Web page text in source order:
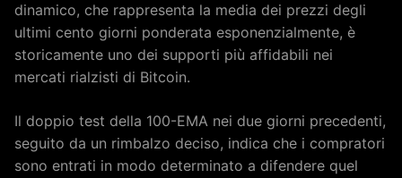
dinamico, che rappresenta la media dei prezzi degli
ultimi cento giorni ponderata esponenzialmente, è
storicamente uno dei supporti più affidabili nei
mercati rialzisti di Bitcoin.
Il doppio test della 100-EMA nei due giorni precedenti,
seguito da un rimbalzo deciso, indica che i compratori
sono entrati in modo determinato a difendere quel